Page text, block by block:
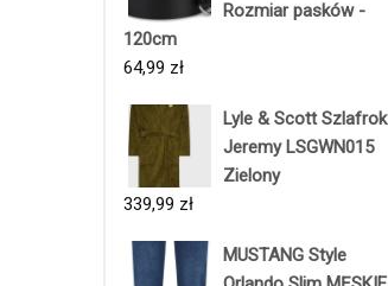
Rozmiar pasków -
120cm
64,99 zł
Lyle & Scott Szlafrok
Jeremy LSGWN015
Zielony
339,99 zł
MUSTANG Style